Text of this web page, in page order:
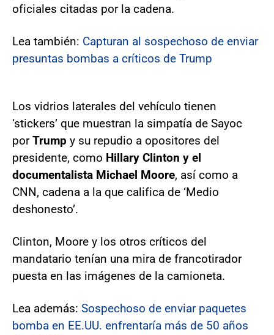
oficiales citadas por la cadena.
Lea también: Capturan al sospechoso de enviar
presuntas bombas a críticos de Trump
Los vidrios laterales del vehículo tienen
‘stickers’ que muestran la simpatía de Sayoc
porTrump y su repudio a opositores del
presidente, como Hillary Clinton y el
documentalista Michael Moore, así como a
CNN, cadena a la que califica de ‘Medio
deshonesto’.
Clinton, Moore y los otros críticos del
mandatario tenían una mira de francotirador
puesta en las imágenes de la camioneta.
Lea además: Sospechoso de enviar paquetes
bomba en EE.UU. enfrentaría más de 50 años